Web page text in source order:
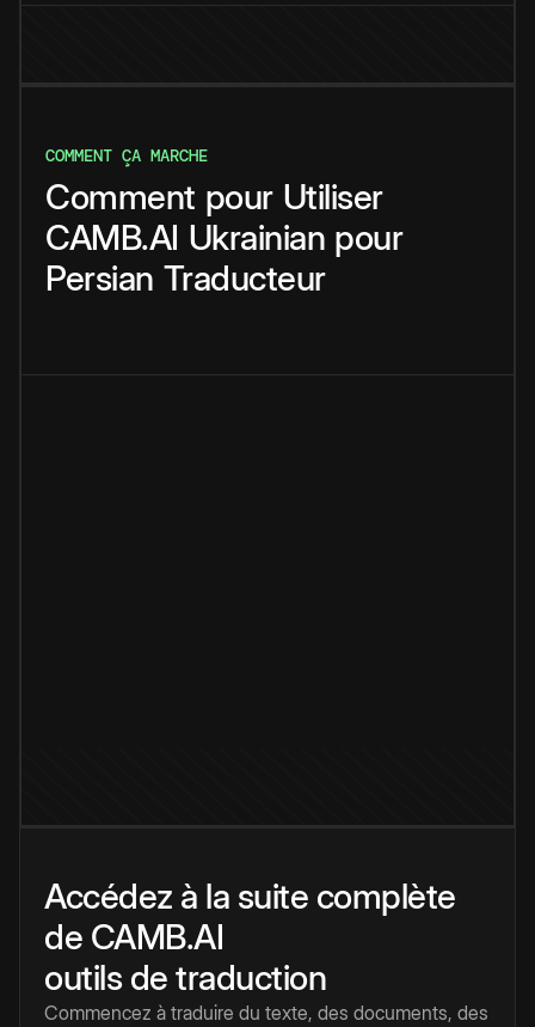
COMMENT ÇA MARCHE
Comment pour Utiliser
CAMB.AI Ukrainian pour
Persian Traducteur
Accédez à la suite complète
de CAMB.AI
outils de traduction
Commencez à traduire du texte, des documents, des